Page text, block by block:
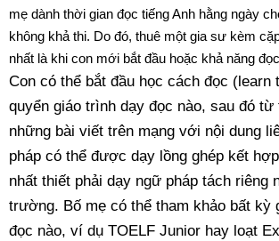
mẹ dành thời gian đọc tiếng Anh hằng ngày
không khả thi. Do đó, thuê một gia sư kèm
nhất là khi con mới bắt đầu hoặc khả năng
Con có thể bắt đầu học cách đọc (learn
quyển giáo trình dạy đọc nào, sau đó từ
những bài viết trên mạng với nội dung
pháp có thể được dạy lồng ghép kết
nhất thiết phải dạy ngữ pháp tách riêng
trường. Bố mẹ có thể tham khảo bất kỳ
đọc nào, ví dụ TOELF Junior hay loạt